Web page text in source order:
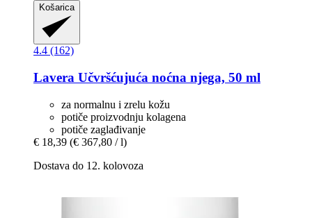
Košarica
4.4 (162)
Lavera Učvršćujuća noćna njega, 50 ml
za normalnu i zrelu kožu
potiče proizvodnju kolagena
potiče zaglađivanje
€ 18,39 (€ 367,80 / l)
Dostava do 12. kolovoza